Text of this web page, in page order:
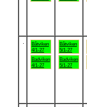
Båtviken
4/1-27
Badviken
4/1-27
Båtviken
5/1-27
Badviken
5/1-27